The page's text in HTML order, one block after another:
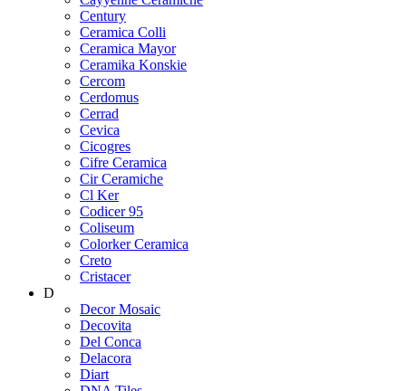
Century
Ceramica Colli
Ceramica Mayor
Ceramika Konskie
Cercom
Cerdomus
Cerrad
Cevica
Cicogres
Cifre Ceramica
Cir Ceramiche
Cl Ker
Codicer 95
Coliseum
Colorker Ceramica
Creto
Cristacer
D
Decor Mosaic
Decovita
Del Conca
Delacora
Diart